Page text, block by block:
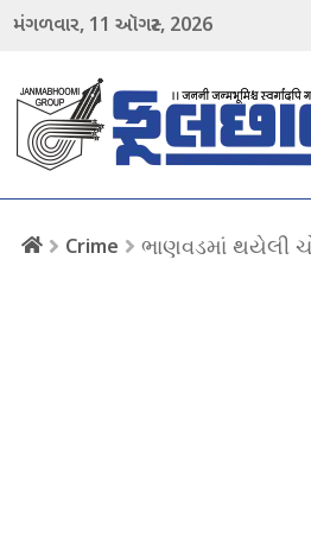
મંગળવાર, 11 ઑગસ્ટ, 2026
Crime ભાણવડમાં થયેલી